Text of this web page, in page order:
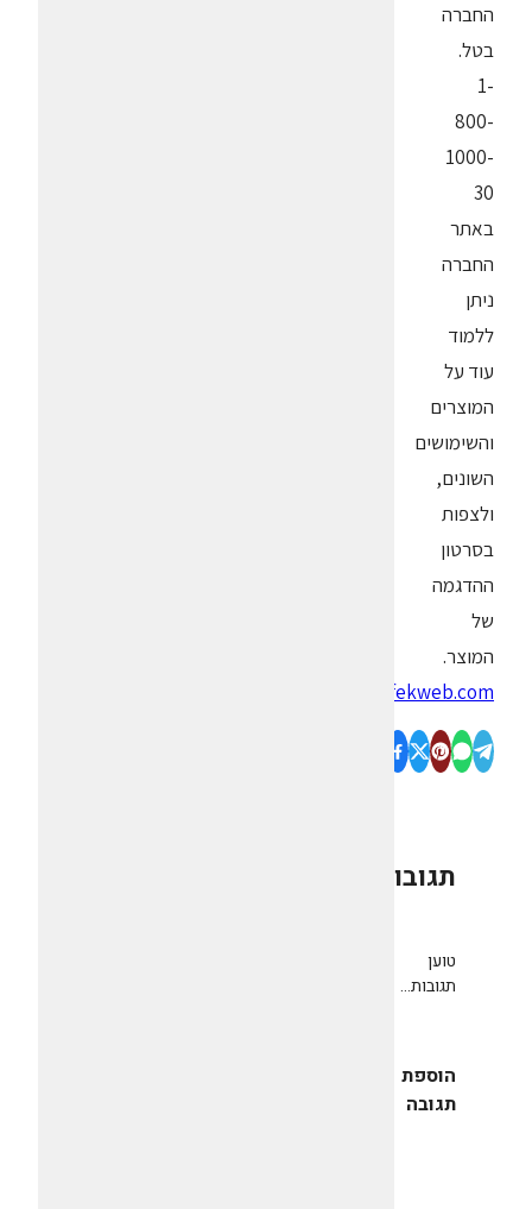
החברה
בטל.
1-
800-
1000-
30
באתר
החברה
ניתן
ללמוד
עוד על
המוצרים
והשימושים
השונים,
ולצפות
בסרטון
ההדגמה
של
המוצר.
www.ofekweb.com
תגובות
טוען
תגובות...
הוספת
תגובה